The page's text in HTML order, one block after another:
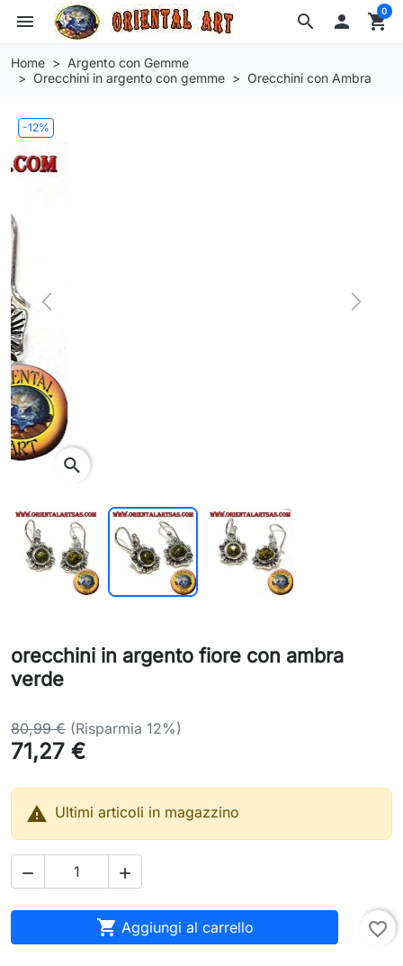
search
menu  shopping_cart
0
Home
Argento con Gemme
Orecchini in argento con gemme
Orecchini con Ambra
-12%
Previous Next
orecchini in argento fiore con ambra
verde
80,99 € (Risparmia 12%)
71,27 €
 Ultimi articoli in magazzino
 
 Aggiungi al carrello favorite_border